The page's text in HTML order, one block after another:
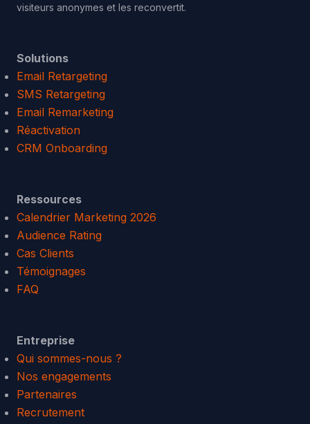
visiteurs anonymes et les reconvertit.
Solutions
Email Retargeting
SMS Retargeting
Email Remarketing
Réactivation
CRM Onboarding
Ressources
Calendrier Marketing 2026
Audience Rating
Cas Clients
Témoignages
FAQ
Entreprise
Qui sommes-nous ?
Nos engagements
Partenaires
Recrutement